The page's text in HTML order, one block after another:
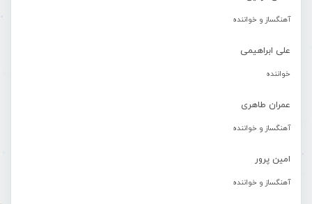
آهنگساز و خواننده
علی ابراهیمی
خواننده
عمران طاهری
آهنگساز و خواننده
امین پرور
آهنگساز و خواننده